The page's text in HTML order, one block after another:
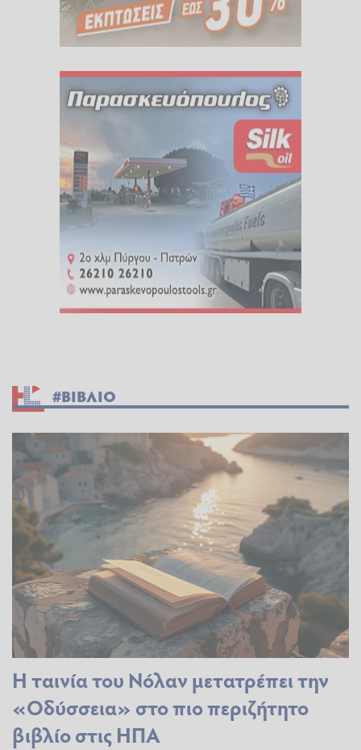
#ΒΙΒΛΙΟ
Η ταινία του Νόλαν μετατρέπει την
«Οδύσσεια» στο πιο περιζήτητο
βιβλίο στις ΗΠΑ